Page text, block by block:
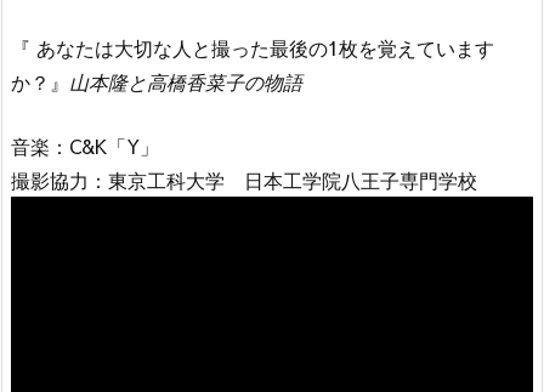
『 あなたは大切な人と撮った最後の1枚を覚えています
か？』 山本隆と高橋香菜子の物語
音楽：C&K「Y」
撮影協力：東京工科大学 日本工学院八王子専門学校